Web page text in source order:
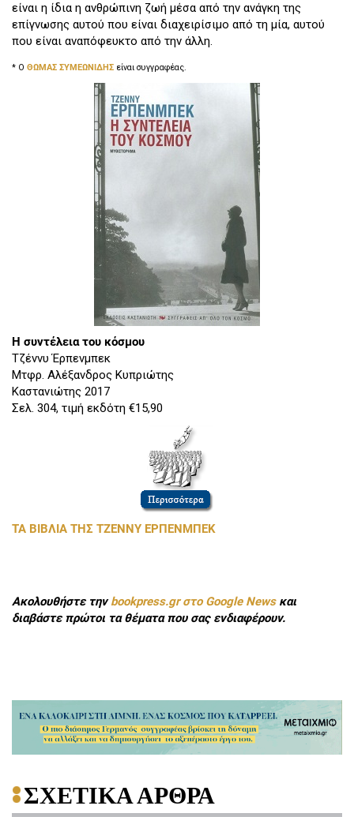
είναι η ίδια η ανθρώπινη ζωή μέσα από την ανάγκη της
επίγνωσης αυτού που είναι διαχειρίσιμο από τη μία, αυτού
που είναι αναπόφευκτο από την άλλη.
* Ο ΘΩΜΑΣ ΣΥΜΕΩΝΙΔΗΣ είναι συγγραφέας.
Η συντέλεια του κόσμου
Τζέννυ Έρπενμπεκ
Μτφρ. Αλέξανδρος Κυπριώτης
Καστανιώτης 2017
Σελ. 304, τιμή εκδότη €15,90
ΤΑ ΒΙΒΛΙΑ ΤΗΣ ΤΖΕΝΝΥ ΕΡΠΕΝΜΠΕΚ
Ακολουθήστε τηνbookpress.gr στο Google Newsκαι
διαβάστε πρώτοι τα θέματα που σας ενδιαφέρουν.
ΣΧΕΤΙΚΑ ΑΡΘΡΑ